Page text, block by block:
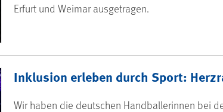
Erfurt und Weimar ausgetragen.
Inklusion erleben durch Sport:
Wir haben die deutschen Handballerinnen bei